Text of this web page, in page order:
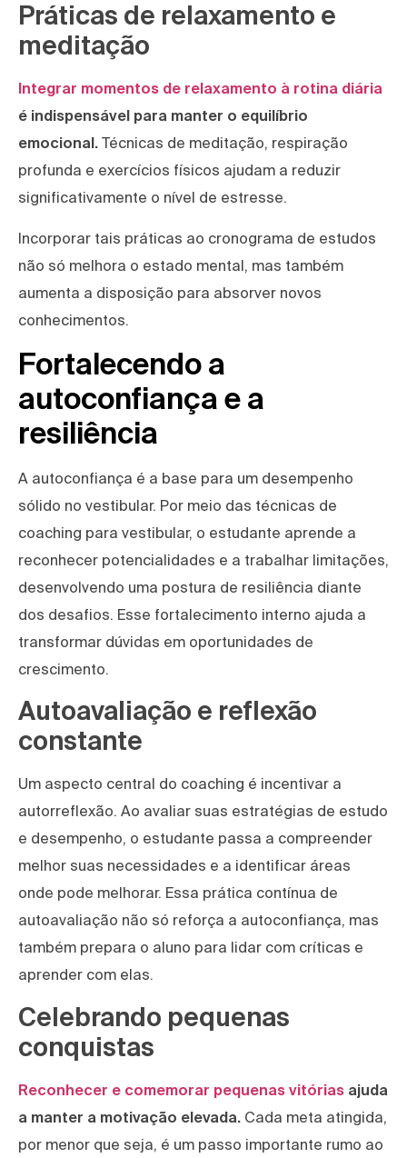
Práticas de relaxamento e
meditação
Integrar momentos de relaxamento à rotina diária
é indispensável para manter o equilíbrio
emocional. Técnicas de meditação, respiração
profunda e exercícios físicos ajudam a reduzir
significativamente o nível de estresse.
Incorporar tais práticas ao cronograma de estudos
não só melhora o estado mental, mas também
aumenta a disposição para absorver novos
conhecimentos.
Fortalecendo a
autoconfiança e a
resiliência
A autoconfiança é a base para um desempenho
sólido no vestibular. Por meio das técnicas de
coaching para vestibular, o estudante aprende a
reconhecer potencialidades e a trabalhar limitações,
desenvolvendo uma postura de resiliência diante
dos desafios. Esse fortalecimento interno ajuda a
transformar dúvidas em oportunidades de
crescimento.
Autoavaliação e reflexão
constante
Um aspecto central do coaching é incentivar a
autorreflexão. Ao avaliar suas estratégias de estudo
e desempenho, o estudante passa a compreender
melhor suas necessidades e a identificar áreas
onde pode melhorar. Essa prática contínua de
autoavaliação não só reforça a autoconfiança, mas
também prepara o aluno para lidar com críticas e
aprender com elas.
Celebrando pequenas
conquistas
Reconhecer e comemorar pequenas vitórias ajuda
a manter a motivação elevada. Cada meta atingida,
por menor que seja, é um passo importante rumo ao